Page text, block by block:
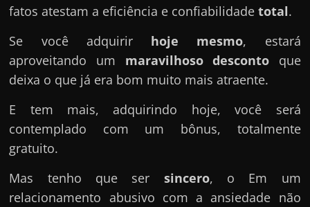
fatos atestam a eficiência e confiabilidadetotal.
Se você adquirir hoje mesmo, estará
aproveitando um maravilhoso desconto que
deixa o que já era bom muito mais atraente.
E tem mais, adquirindo hoje, você será
contemplado com um bônus, totalmente
gratuito.
Mas tenho que ser sincero, o Em um
relacionamento abusivo com a ansiedade não